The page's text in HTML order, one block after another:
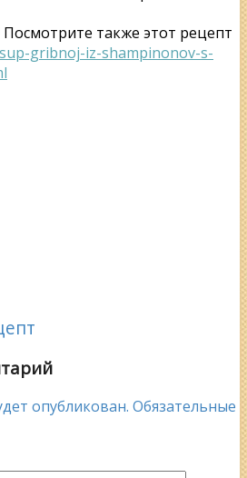
также этот рецепт
gribnoj-iz-shampinonov-s-
опубликован. Обязательные